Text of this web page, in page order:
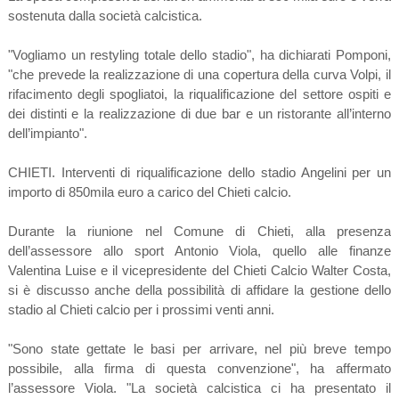
sostenuta dalla società calcistica.
"Vogliamo un restyling totale dello stadio", ha dichiarati Pomponi,
"che prevede la realizzazione di una copertura della curva Volpi, il
rifacimento degli spogliatoi, la riqualificazione del settore ospiti e
dei distinti e la realizzazione di due bar e un ristorante all’interno
dell’impianto".
CHIETI. Interventi di riqualificazione dello stadio Angelini per un
importo di 850mila euro a carico del Chieti calcio.
Durante la riunione nel Comune di Chieti, alla presenza
dell’assessore allo sport Antonio Viola, quello alle finanze
Valentina Luise e il vicepresidente del Chieti Calcio Walter Costa,
si è discusso anche della possibilità di affidare la gestione dello
stadio al Chieti calcio per i prossimi venti anni.
"Sono state gettate le basi per arrivare, nel più breve tempo
possibile, alla firma di questa convenzione", ha affermato
l’assessore Viola. "La società calcistica ci ha presentato il